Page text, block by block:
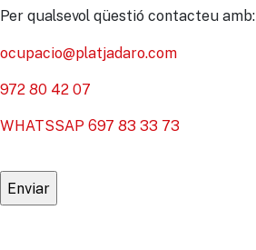
Per qualsevol qüestió contacteu amb:
ocupacio@platjadaro.com
972 80 42 07
WHATSSAP 697 83 33 73